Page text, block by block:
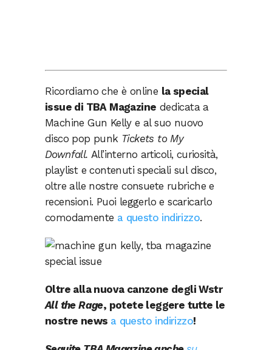
Ricordiamo che è online la special
issue di TBA Magazine dedicata a
Machine Gun Kelly e al suo nuovo
disco pop punk Tickets to My
Downfall.All’interno articoli, curiosità,
playlist e contenuti speciali sul disco,
oltre alle nostre consuete rubriche e
recensioni. Puoi leggerlo e scaricarlo
comodamente a questo indirizzo.
Oltre alla nuova canzone degli Wstr
All the Rage, potete leggere tutte le
nostre news a questo indirizzo!